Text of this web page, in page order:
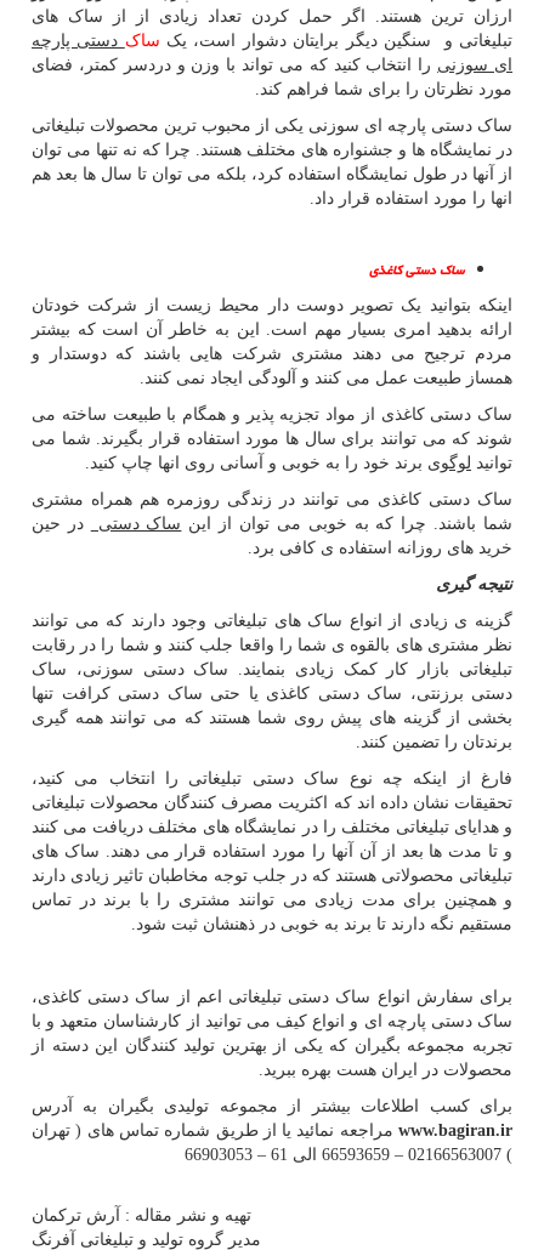
ارزان ترین هستند. اگر حمل کردن تعداد زیادی از از ساک های
تبلیغاتی و سنگین دیگر برایتان دشوار است، یک ساک دستی پارچه
ای سوزنی را انتخاب کنید که می تواند با وزن و دردسر کمتر، فضای
مورد نظرتان را برای شما فراهم کند.
ساک دستی پارچه ای سوزنی یکی از محبوب ترین محصولات تبلیغاتی
در نمایشگاه ها و جشنواره های مختلف هستند. چرا که نه تنها می توان
از آنها در طول نمایشگاه استفاده کرد، بلکه می توان تا سال ها بعد هم
انها را مورد استفاده قرار داد.
ساک دستی کاغذی
اینکه بتوانید یک تصویر دوست دار محیط زیست از شرکت خودتان
ارائه بدهید امری بسیار مهم است. این به خاطر آن است که بیشتر
مردم ترجیح می دهند مشتری شرکت هایی باشند که دوستدار و
همساز طبیعت عمل می کنند و آلودگی ایجاد نمی کنند.
ساک دستی کاغذی از مواد تجزیه پذیر و همگام با طبیعت ساخته می
شوند که می توانند برای سال ها مورد استفاده قرار بگیرند. شما می
توانید لوگوی برند خود را به خوبی و آسانی روی انها چاپ کنید.
ساک دستی کاغذی می توانند در زندگی روزمره هم همراه مشتری
شما باشند. چرا که به خوبی می توان از این ساک دستی
در حین
خرید های روزانه استفاده ی کافی برد.
نتیجه گیری
گزینه ی زیادی از انواع ساک های تبلیغاتی وجود دارند که می توانند
نظر مشتری های بالقوه ی شما را واقعا جلب کنند و شما را در رقابت
تبلیغاتی بازار کار کمک زیادی بنمایند. ساک دستی سوزنی، ساک
دستی برزنتی، ساک دستی کاغذی یا حتی ساک دستی کرافت تنها
بخشی از گزینه های پیش روی شما هستند که می توانند همه گیری
برندتان را تضمین کنند.
فارغ از اینکه چه نوع ساک دستی تبلیغاتی را انتخاب می کنید،
تحقیقات نشان داده اند که اکثریت مصرف کنندگان محصولات تبلیغاتی
و هدایای تبلیغاتی مختلف را در نمایشگاه های مختلف دریافت می کنند
و تا مدت ها بعد از آن آنها را مورد استفاده قرار می دهند. ساک های
تبلیغاتی محصولاتی هستند که در جلب توجه مخاطبان تاثیر زیادی دارند
و همچنین برای مدت زیادی می توانند مشتری را با برند در تماس
مستقیم نگه دارند تا برند به خوبی در ذهنشان ثبت شود.
برای سفارش انواع ساک دستی تبلیغاتی اعم از ساک دستی کاغذی،
ساک دستی پارچه ای و انواع کیف می توانید از کارشناسان متعهد و با
تجربه مجموعه بگیران که یکی از بهترین تولید کنندگان این دسته از
محصولات در ایران هست بهره ببرید.
برای کسب اطلاعات بیشتر از مجموعه تولیدی بگیران به آدرس
www.bagiran.ir مراجعه نمائید یا از طریق شماره تماس های ( تهران
) 02166563007 – 66593659 الی 61 – 66903053
تهیه و نشر مقاله : آرش ترکمان
مدیر گروه تولید و تبلیغاتی آفرنگ